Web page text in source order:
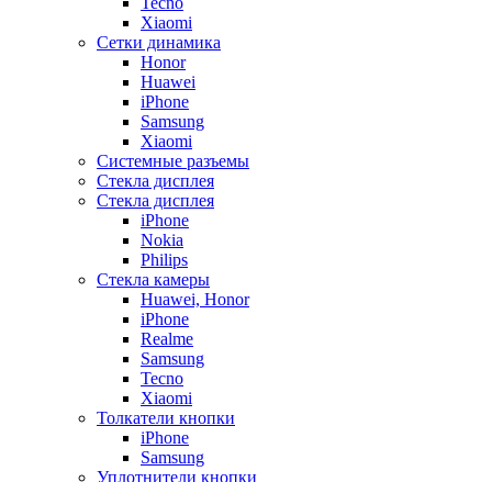
Xiaomi
Сетки динамика
Honor
Huawei
iPhone
Samsung
Xiaomi
Системные разъемы
Стекла дисплея
Стекла дисплея
iPhone
Nokia
Philips
Стекла камеры
Huawei, Honor
iPhone
Realme
Samsung
Tecno
Xiaomi
Толкатели кнопки
iPhone
Samsung
Уплотнители кнопки